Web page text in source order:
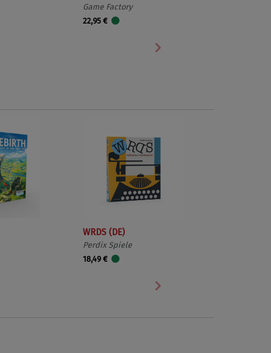
Game Factory
22,95 €
Nächste
WRDS (DE)
Perdix Spiele
18,49 €
Nächste